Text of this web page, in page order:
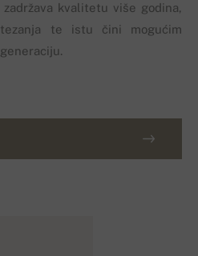
kvalitetu više godina,
te istu čini mogućim